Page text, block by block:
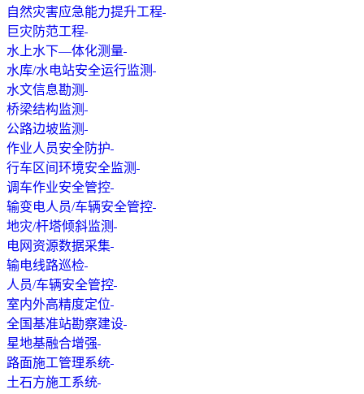
自然灾害应急能力提升工程
巨灾防范工程
水上水下—体化测量
水库/水电站安全运行监测
水文信息勘测
桥梁结构监测
公路边坡监测
作业人员安全防护
行车区间环境安全监测
调车作业安全管控
输变电人员/车辆安全管控
地灾/杆塔倾斜监测
电网资源数据采集
输电线路巡检
人员/车辆安全管控
室内外高精度定位
全国基准站勘察建设
星地基融合增强
路面施工管理系统
土石方施工系统